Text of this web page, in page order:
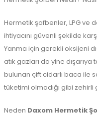
Hermetik şofbenler, LPG ve
ihtiyacını güvenli şekilde
Yanma için gerekli oksijeni
atık gazları da yine
bulunan çift cidarlı baca ile
tüketimi olmadığı gibi zehirli
Neden Daxom Hermetik